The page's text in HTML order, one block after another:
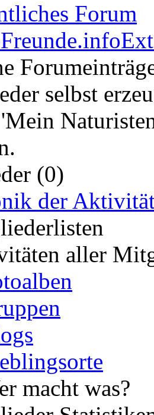
Forum
selbst
(0)
der
aller
macht was?